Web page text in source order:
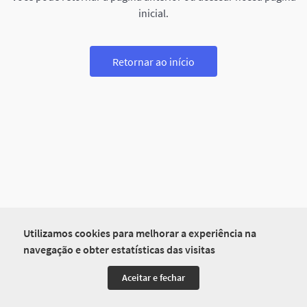
Utilizamos cookies para melhorar a experiência na
navegação e obter estatísticas das visitas
Aceitar e fechar
inicial.
Retornar ao início